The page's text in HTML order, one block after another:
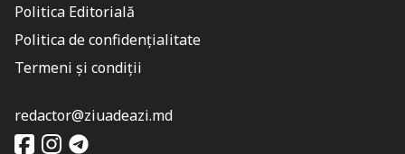
Politica Editorială
Politica de confidențialitate
Termeni și condiții
redactor@ziuadeazi.md